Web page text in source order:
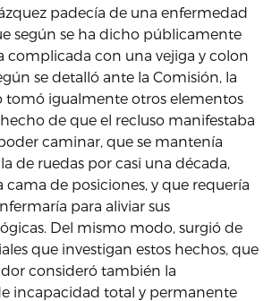
padecía de una enfermedad
según se ha dicho públicamente
complicada con una vejiga y colon
se detalló ante la Comisión, la
tomó igualmente otros elementos
de que el recluso manifestaba
caminar, que se mantenía
de ruedas por casi una década,
de posiciones, y que requería
para aliviar sus
Del mismo modo, surgió de
que investigan estos hechos, que
consideró también la
incapacidad total y permanente